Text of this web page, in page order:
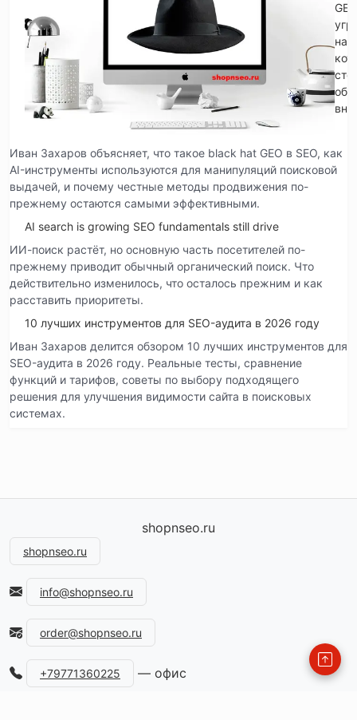
на
Иван Захаров объясняет, что такое black hat GEO в SEO, как
AI-инструменты используются для манипуляций поисковой
выдачей, и почему честные методы продвижения по-
прежнему остаются самыми эффективными.
AI search is growing SEO fundamentals still drive
ИИ-поиск растёт, но основную часть посетителей по-
прежнему приводит обычный органический поиск. Что
действительно изменилось, что осталось прежним и как
расставить приоритеты.
10 лучших инструментов для SEO-аудита в 2026 году
Иван Захаров делится обзором 10 лучших инструментов для
SEO-аудита в 2026 году. Реальные тесты, сравнение
функций и тарифов, советы по выбору подходящего
решения для улучшения видимости сайта в поисковых
системах.
shopnseo.ru
shopnseo.ru
info@shopnseo.ru
order@shopnseo.ru
+79771360225 — офис